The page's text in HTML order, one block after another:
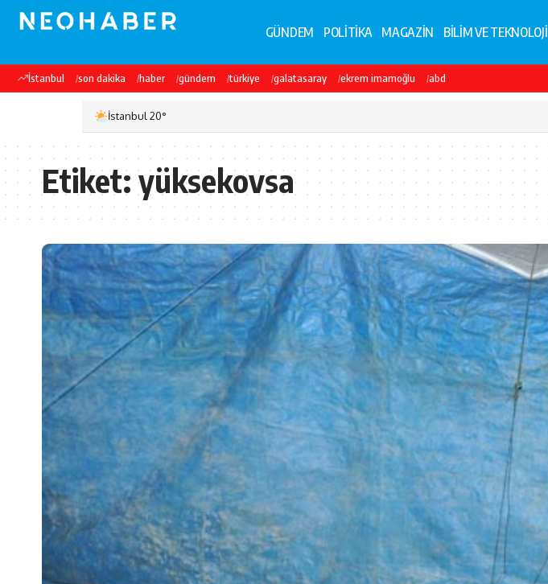
GÜNDEM POLİTİKA MAGAZİN BİLİM VE TEKNOLOJİ
İstanbul son dakika haber gündem türkiye galatasaray ekrem imamoğlu abd
İstanbul 20°
Etiket:yüksekovsa